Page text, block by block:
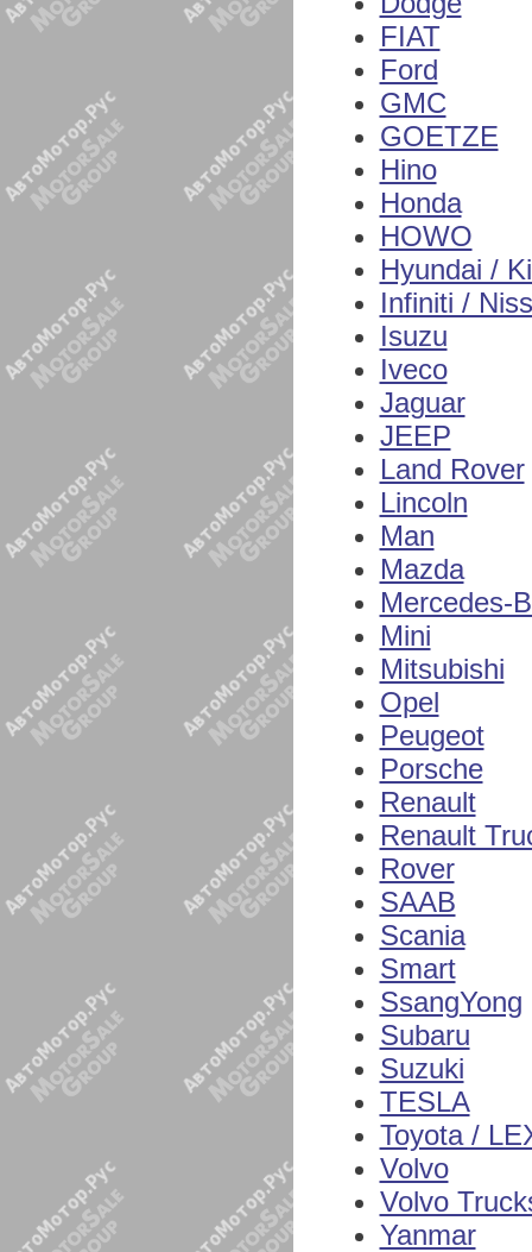
FIAT
Ford
GMC
GOETZE
Hino
Honda
HOWO
Hyundai /
Infiniti /
Isuzu
Iveco
Jaguar
JEEP
Land Rover
Lincoln
Man
Mazda
Mercedes-
Mini
Mitsubishi
Opel
Peugeot
Porsche
Renault
Renault
Rover
SAAB
Scania
Smart
SsangYong
Subaru
Suzuki
TESLA
Toyota /
Volvo
Volvo
Yanmar